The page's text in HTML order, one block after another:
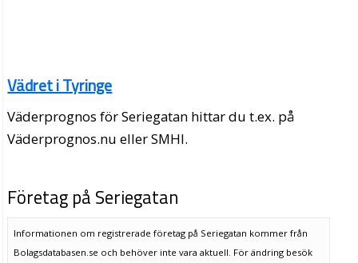
Vädret i Tyringe
Väderprognos för Seriegatan hittar du t.ex. på
Väderprognos.nu eller SMHI.
Företag på Seriegatan
Informationen om registrerade företag på Seriegatan kommer från
Bolagsdatabasen.se och behöver inte vara aktuell. För ändring besök